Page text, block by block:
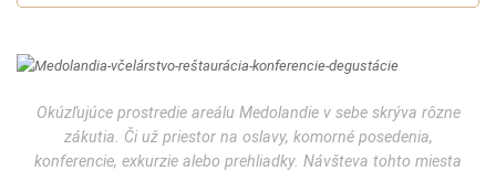
Okúzľujúce prostredie areálu Medolandie v sebe skrýva rôzne
zákutia. Či už priestor na oslavy, komorné posedenia,
konferencie, exkurzie alebo prehliadky. Návšteva tohto miesta